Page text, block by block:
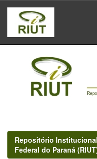
Skip
navigation
Repositório
Federal do Paraná